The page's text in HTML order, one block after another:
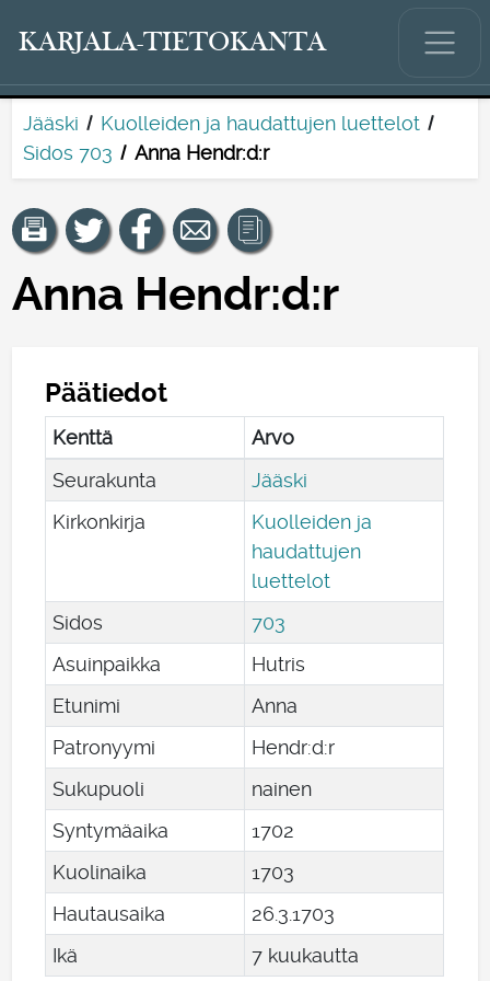
KARJALA-TIETOKANTA
Jääski
Kuolleiden ja haudattujen luettelot
Sidos 703
Anna Hendr:d:r
Anna Hendr:d:r
Päätiedot
Kenttä
Arvo
Seurakunta
Jääski
Kirkonkirja
Kuolleiden ja
haudattujen
luettelot
Sidos
703
Asuinpaikka
Hutris
Etunimi
Anna
Patronyymi
Hendr:d:r
Sukupuoli
nainen
Syntymäaika
1702
Kuolinaika
1703
Hautausaika
26 31703
Ikä
7 kuukautta